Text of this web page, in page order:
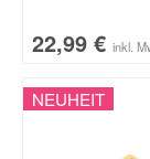
22,99 € inkl.
NEUHEIT